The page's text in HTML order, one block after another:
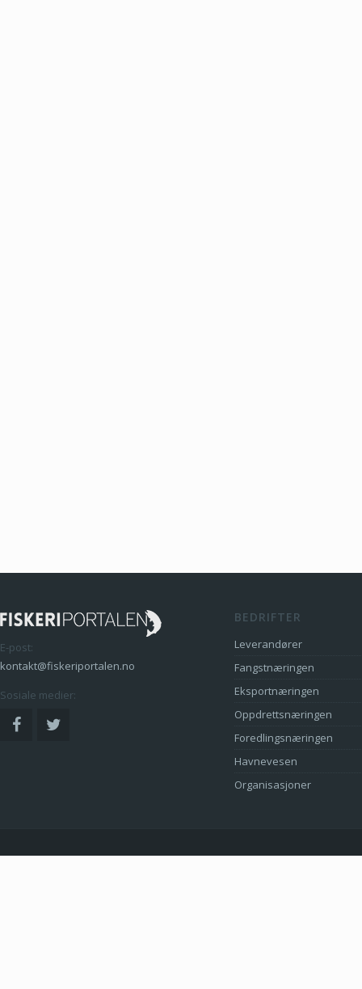
E-post:
kontakt@fiskeriportalen.no
Sosiale medier:
BEDRIFTER
Leverandører
Fangstnæringen
Eksportnæringen
Oppdrettsnæringen
Foredlingsnæringen
Havnevesen
Organisasjoner